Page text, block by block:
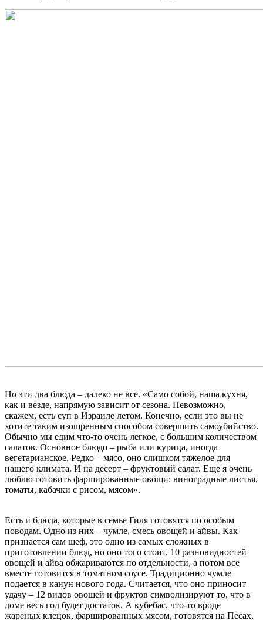
Но эти два блюда – далеко не все. «Само собой, наша кухня,
как и везде, напрямую зависит от сезона. Невозможно,
скажем, есть суп в Израиле летом. Конечно, если это вы не
хотите таким изощренным способом совершить самоубийство.
Обычно мы едим что-то очень легкое, с большим количеством
салатов. Основное блюдо – рыба или курица, иногда
вегетарианское. Редко – мясо, оно слишком тяжелое для
нашего климата. И на десерт – фруктовый салат. Еще я очень
люблю готовить фаршированные овощи: виноградные листья,
томаты, кабачки с рисом, мясом».
Есть и блюда, которые в семье Гиля готовятся по особым
поводам. Одно из них – чумле, смесь овощей и айвы. Как
признается сам шеф, это одно из самых сложных в
приготовлении блюд, но оно того стоит. 10 разновидностей
овощей и айва обжариваются по отдельности, а потом все
вместе готовится в томатном соусе. Традиционно чумле
подается в канун нового года. Считается, что оно приносит
удачу – 12 видов овощей и фруктов символизируют то, что в
доме весь год будет достаток. А кубебас, что-то вроде
жареных клецок, фаршированных мясом, готовятся на Песах.